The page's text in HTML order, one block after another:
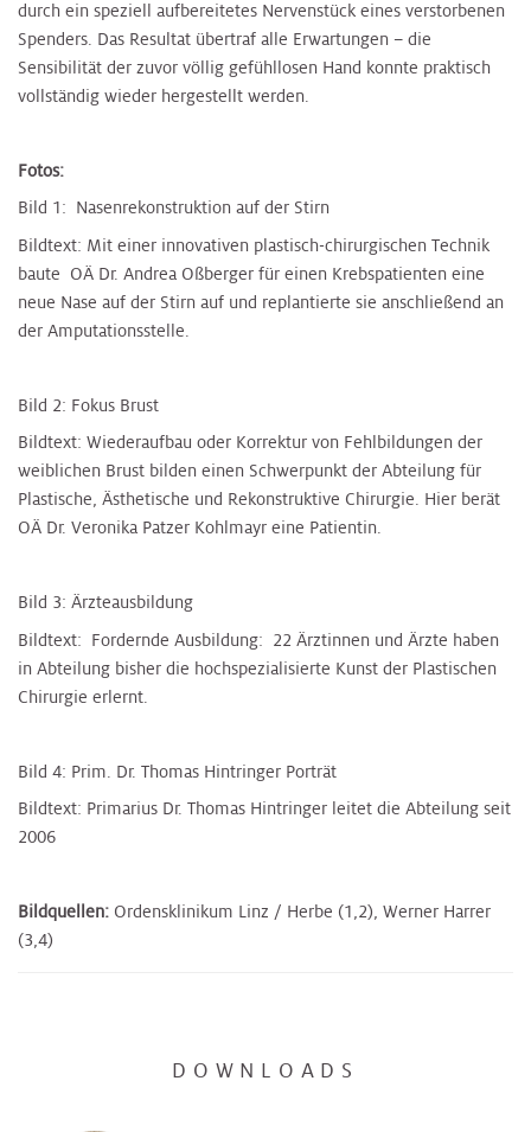
durch ein speziell aufbereitetes Nervenstück eines verstorbenen
Spenders. Das Resultat übertraf alle Erwartungen – die
Sensibilität der zuvor völlig gefühllosen Hand konnte praktisch
vollständig wieder hergestellt werden.
Bild 1: Nasenrekonstruktion auf der Stirn
Bildtext: Mit einer innovativen plastisch-chirurgischen Technik
baute OÄ Dr. Andrea Oßberger für einen Krebspatienten eine
neue Nase auf der Stirn auf und replantierte sie anschließend an
der Amputationsstelle.
Bild 2: Fokus Brust
Bildtext: Wiederaufbau oder Korrektur von Fehlbildungen der
weiblichen Brust bilden einen Schwerpunkt der Abteilung für
Plastische, Ästhetische und Rekonstruktive Chirurgie. Hier berät
OÄ Dr. Veronika Patzer Kohlmayr eine Patientin.
Bild 3: Ärzteausbildung
Bildtext: Fordernde Ausbildung: 22 Ärztinnen und Ärzte haben
in Abteilung bisher die hochspezialisierte Kunst der Plastischen
Chirurgie erlernt.
Bild 4: Prim. Dr. Thomas Hintringer Porträt
Bildtext: Primarius Dr. Thomas Hintringer leitet die Abteilung seit
2006
Bildquellen: Ordensklinikum Linz / Herbe (1,2), Werner Harrer
(3,4)
DOWNLOADS